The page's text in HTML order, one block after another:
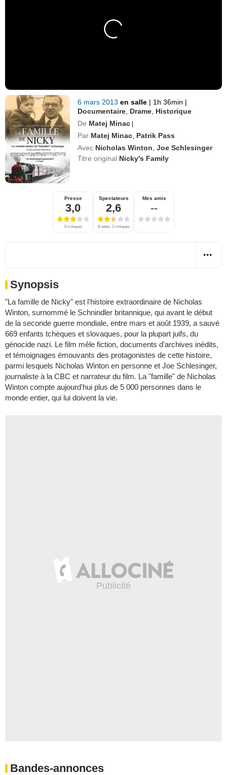
6 mars 2013en salle | 1h 36min |
Documentaire Drame Historique
De Matej Minac |
Par Matej Minac Patrik Pass
Avec Nicholas Winton ,Joe Schlesinger
Titre original Nicky's Family
Presse
3,0
6 critiques
Spectateurs
2,6
8 notes, 2 critiques
Mes amis
--
Synopsis
"La famille de Nicky" est l'histoire extraordinaire de Nicholas
Winton, surnommé le Schnindler britannique, qui avant le début
de la seconde guerre mondiale, entre mars et août 1939, a sauvé
669 enfants tchèques et slovaques, pour la plupart juifs, du
génocide nazi. Le film mêle fiction, documents d'archives inédits,
et témoignages émouvants des protagonistes de cette histoire,
parmi lesquels Nicholas Winton en personne et Joe Schlesinger,
journaliste à la CBC et narrateur du film. La "famille" de Nicholas
Winton compte aujourd'hui plus de 5 000 personnes dans le
monde entier, qui lui doivent la vie.
Bandes-annonces